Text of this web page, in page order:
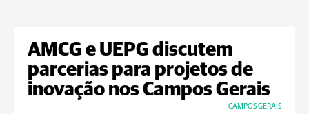
AMCG e UEPG discutem
parcerias para projetos de
inovação nos Campos Gerais
CAMPOS GERAIS